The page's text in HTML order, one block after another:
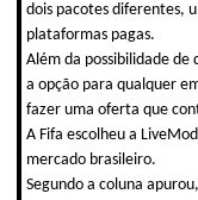
dois pacotes diferentes,
plataformas pagas.
Além da possibilidade de
a opção para qualquer
fazer uma oferta que
A Fifa escolheu a
mercado brasileiro.
Segundo a coluna